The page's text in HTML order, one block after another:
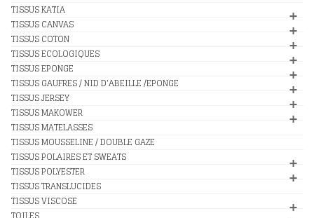
TISSUS KATIA
TISSUS CANVAS
TISSUS COTON
TISSUS ECOLOGIQUES
TISSUS EPONGE
TISSUS GAUFRES / NID D'ABEILLE /EPONGE
TISSUS JERSEY
TISSUS MAKOWER
TISSUS MATELASSES
TISSUS MOUSSELINE / DOUBLE GAZE
TISSUS POLAIRES ET SWEATS
TISSUS POLYESTER
TISSUS TRANSLUCIDES
TISSUS VISCOSE